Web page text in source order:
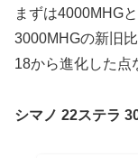
まずは4000MHG
3000MHGの新旧
18から進化した点
シマノ 22ステラ